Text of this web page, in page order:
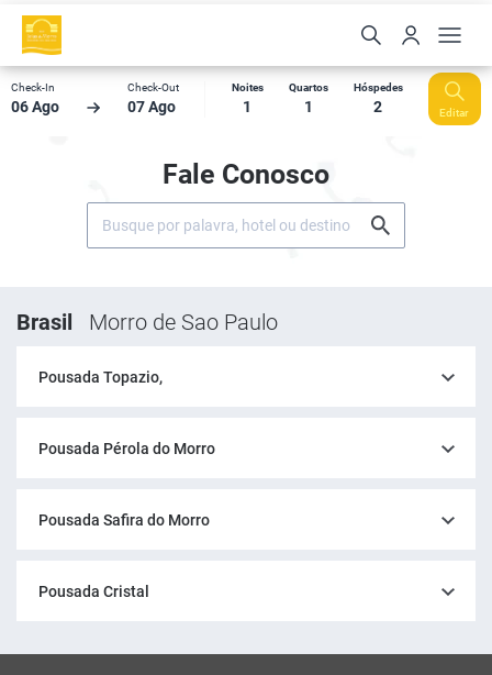
Check-In
06 Ago
Check-Out
07 Ago
Noites
1
Quartos
1
Hóspedes
2 Editar
Fale Conosco
Brasil Morro de Sao Paulo
Pousada Topazio,
Pousada Pérola do Morro
Pousada Safira do Morro
Pousada Cristal